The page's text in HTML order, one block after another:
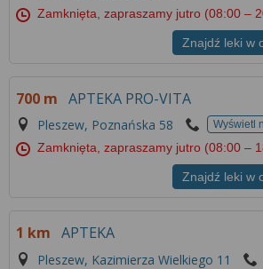
Zamknięta, zapraszamy jutro (08:00 –
Znajdź leki w
700 m APTEKA PRO-VITA
Pleszew, Poznańska 58 Wyświetl
Zamknięta, zapraszamy jutro (08:00 –
Znajdź leki w
1 km APTEKA
Pleszew, Kazimierza Wielkiego 11